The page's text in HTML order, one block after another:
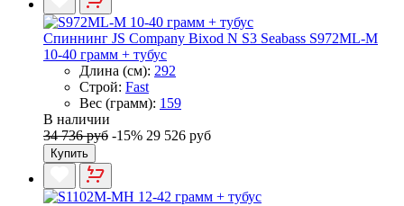
Спиннинг JS Company Bixod N S3 Seabass S972ML-M
10-40 грамм + тубус
Длина (см): 292
Строй: Fast
Вес (грамм): 159
В наличии
34 736 руб -15% 29 526 руб
Купить